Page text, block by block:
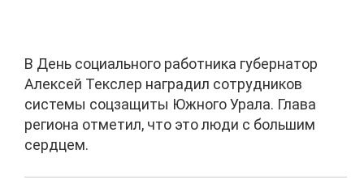
В День социального работника губернатор
Алексей Текслер наградил сотрудников
системы соцзащиты Южного Урала. Глава
региона отметил, что это люди с большим
сердцем.